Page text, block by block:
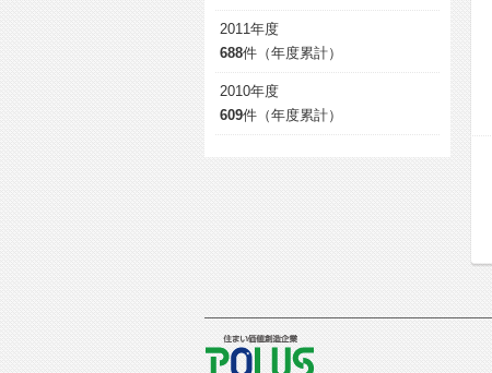
2011年度
688件（年度累計）
2010年度
609件（年度累計）